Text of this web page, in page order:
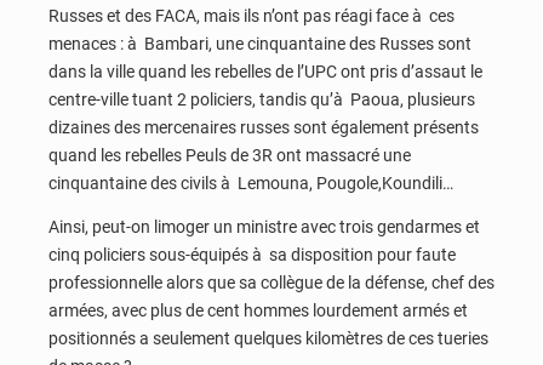
Russes et des FACA, mais ils n’ont pas réagi face à ces
menaces : à Bambari, une cinquantaine des Russes sont
dans la ville quand les rebelles de l’UPC ont pris d’assaut le
centre-ville tuant 2 policiers, tandis qu’à Paoua, plusieurs
dizaines des mercenaires russes sont également présents
quand les rebelles Peuls de 3R ont massacré une
cinquantaine des civils à Lemouna, Pougole,Koundili…
Ainsi, peut-on limoger un ministre avec trois gendarmes et
cinq policiers sous-équipés à sa disposition pour faute
professionnelle alors que sa collègue de la défense, chef des
armées, avec plus de cent hommes lourdement armés et
positionnés a seulement quelques kilomètres de ces tueries